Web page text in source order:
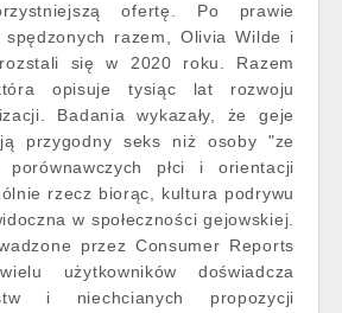
ofertę. Po prawie
razem, Olivia Wilde i
się w 2020 roku. Razem
opisuje tysiąc lat rozwoju
Badania wykazały, że geje
przygodny seks niż osoby "ze
porównawczych płci i orientacji
rzecz biorąc, kultura podrywu
w społeczności gejowskiej.
przez Consumer Reports
użytkowników doświadcza
i niechcianych propozycji